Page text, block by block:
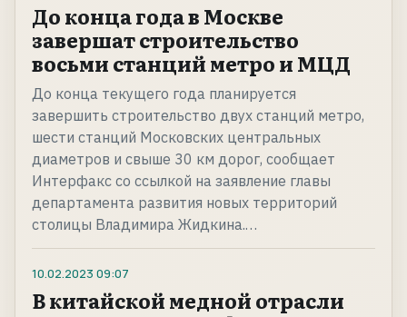
До конца года в Москве
завершат строительство
восьми станций метро и МЦД
До конца текущего года планируется
завершить строительство двух станций метро,
шести станций Московских центральных
диаметров и свыше 30 км дорог, сообщает
Интерфакс со ссылкой на заявление главы
департамента развития новых территорий
столицы Владимира Жидкина.…
10.02.2023 09:07
В китайской медной отрасли